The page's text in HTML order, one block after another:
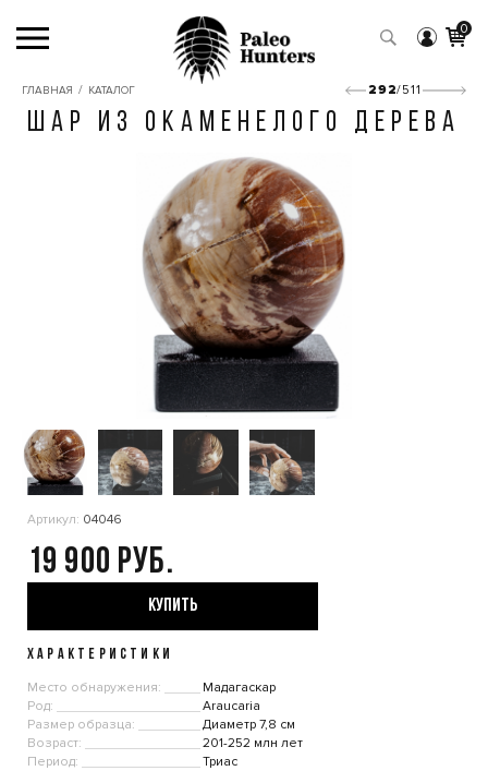
0
ГЛАВНАЯ / КАТАЛОГ 292/511
ШАР ИЗ ОКАМЕНЕЛОГО ДЕРЕВА
Артикул: 04046
19 900
КУПИТЬ
ХАРАКТЕРИСТИКИ
Место обнаружения:
Мадагаскар
Род:
Araucaria
Размер образца:
Диаметр 7,8 см
Возраст:
201-252 млн лет
Период:
Триас